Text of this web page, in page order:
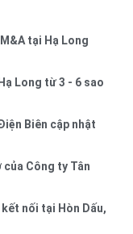
tại Hạ Long
Long từ 3 - 6 sao
Biên cập nhật
của Công ty Tân
nối tại Hòn Dấu,